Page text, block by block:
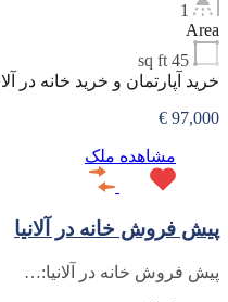
1
Area
45
sq ft
خرید آپارتمان و خرید خانه در
97,000 €
مشاهده ملک
پیش فروش خانه در آلانیا
پیش فروش خانه در آلانیا:…